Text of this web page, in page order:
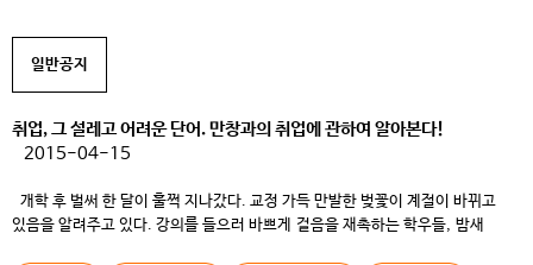
일반공지
취업, 그 설레고 어려운 단어. 만창과의 취업에 관하여 알아본다!
2015-04-15
개학 후 벌써 한 달이 훌쩍 지나갔다. 교정 가득 만발한 벚꽃이 계절이 바뀌고
있음을 알려주고 있다. 강의를 들으러 바쁘게 걸음을 재촉하는 학우들, 밤새